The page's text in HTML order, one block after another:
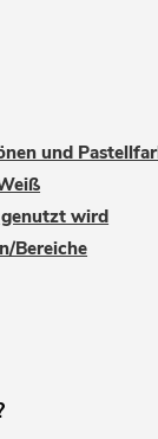
und
wird
Bereiche